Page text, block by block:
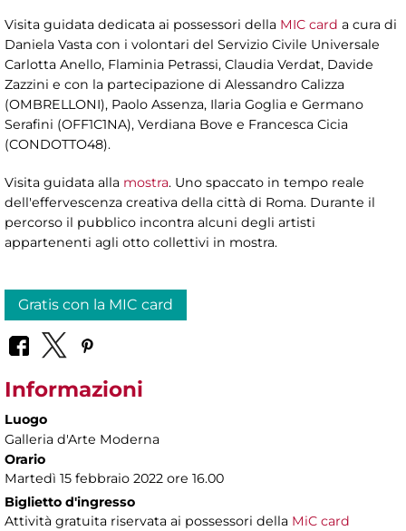
Visita guidata dedicata ai possessori della MIC card a cura di
Daniela Vasta con i volontari del Servizio Civile Universale
Carlotta Anello, Flaminia Petrassi, Claudia Verdat, Davide
Zazzini e con la partecipazione di Alessandro Calizza
(OMBRELLONI), Paolo Assenza, Ilaria Goglia e Germano
Serafini (OFF1C1NA), Verdiana Bove e Francesca Cicia
(CONDOTTO48).
Visita guidata alla mostra. Uno spaccato in tempo reale
dell'effervescenza creativa della città di Roma. Durante il
percorso il pubblico incontra alcuni degli artisti
appartenenti agli otto collettivi in mostra.
Gratis con la MIC card
Informazioni
Luogo
Galleria d'Arte Moderna
Orario
Martedì 15 febbraio 2022 ore 16.00
Biglietto d'ingresso
Attività gratuita riservata ai possessori della MiC card